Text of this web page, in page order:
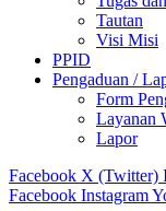
Tautan
Visi Misi
PPID
Pengaduan /
Form
Layanan
Lapor
Facebook X (Twitter)
Facebook Instagram